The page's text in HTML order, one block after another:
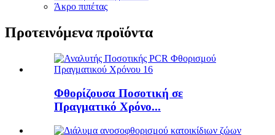
Άκρο πιπέτας
Προτεινόμενα προϊόντα
Φθορίζουσα Ποσοτική σε
Πραγματικό Χρόνο...